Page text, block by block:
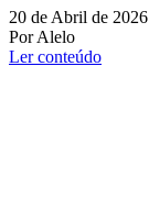
20 de Abril de 2026
Por Alelo
Ler conteúdo